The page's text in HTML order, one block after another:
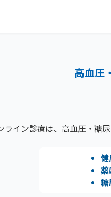
高血圧
ライン診療は、高血圧・糖
薬